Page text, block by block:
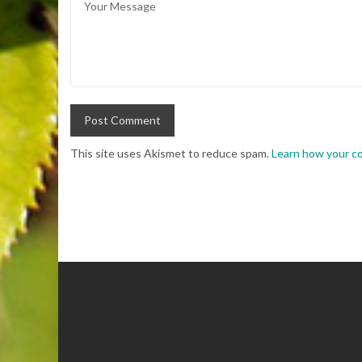
This site uses Akismet to reduce spam.Learn how your